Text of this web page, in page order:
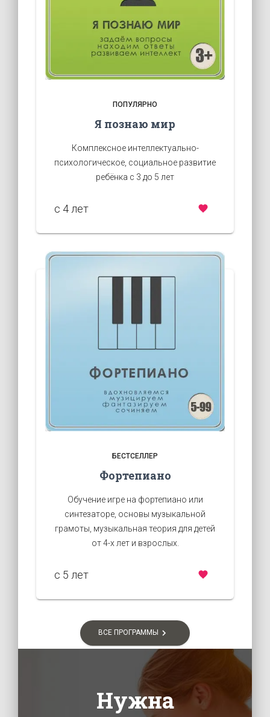
ПОПУЛЯРНО
Я познаю мир
Комплексное интеллектуально-
психологическое, социальное развитие
ребёнка с 3 до 5 лет
c 4 лет
БЕСТСЕЛЛЕР
Фортепиано
Обучение игре на фортепиано или
синтезаторе, основы музыкальной
грамоты, музыкальная теория для детей
от 4-х лет и взрослых.
c 5 лет
ВСЕ ПРОГРАММЫ
Нужна